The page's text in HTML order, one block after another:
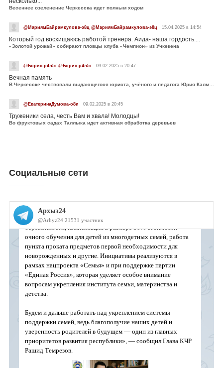
Весеннее озеленение Черкесска идет полным ходом
@МариямБайрамкулова-э8ц @МариямБайрамкулова-э8ц 15.04.2025 в 14:54
Который год восхищаюсь работой тренера. Аида- наша гордость....
«Золотой урожай» собирают пловцы клуба «Чемпион» из Учкекена
@Борис-р4л5т @Борис-р4л5т 09.02.2025 в 20:47
Вечная память
В Черкесске чествовали выдающегося юриста, учёного и педагога Юрия Калмыкова
@ЕкатеринаДумова-о8и 09.02.2025 в 20:45
Труженики села, честь Вам и хвала! Молодцы!
Во фруктовых садах Таллыка идет активная обработка деревьев
Социальные сети